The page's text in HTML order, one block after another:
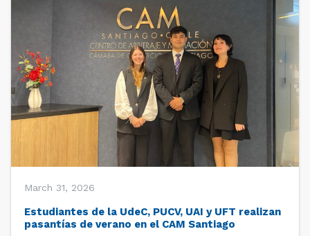
March 31, 2026
Estudiantes de la UdeC, PUCV, UAI y UFT realizan
pasantías de verano en el CAM Santiago